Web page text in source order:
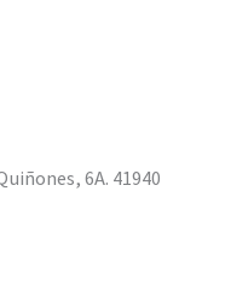
6A. 41940